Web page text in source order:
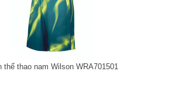
thể thao nam Wilson WRA701501